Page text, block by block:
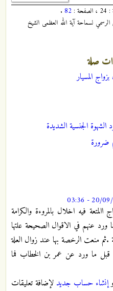
82
.
لسماحة آية الله العظمى الشيخ
صلة
المسيار
الجنسية الشديدة
ضرورة
االمتعة فيه اخلال بالمروءة والكرامة
ورد عنهم في الاقوال الصحيحة علتها
.ثم منعت الرخصة بها عند زوال العلة
قبل ما ورد عن عمر بن الخطاب فما
إنشاء حساب جديد لإضافة تعليقات